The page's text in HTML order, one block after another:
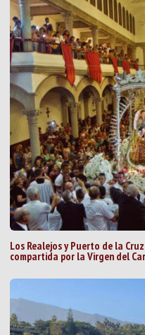
Los Realejos y Puerto de la
compartida por la Virgen del